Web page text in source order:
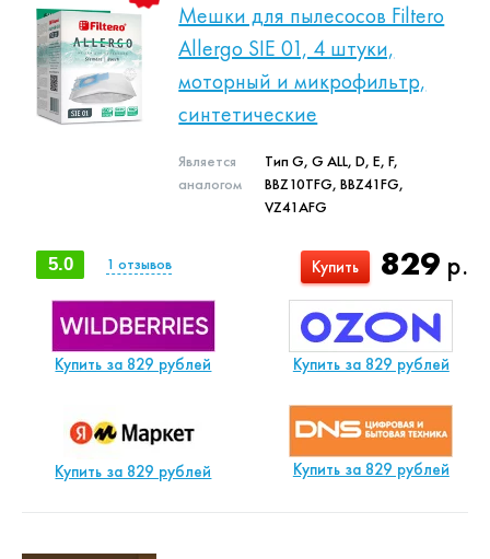
Мешки для пылесосов Filtero
Allergo SIE 01, 4 штуки,
моторный и микрофильтр,
синтетические
Является
аналогом
Тип G, G ALL, D, E, F,
BBZ10TFG, BBZ41FG,
VZ41AFG
829 р.
Купить
5.0 1 отзывов
Купить за 829 рублей Купить за 829 рублей
Купить за 829 рублей Купить за 829 рублей